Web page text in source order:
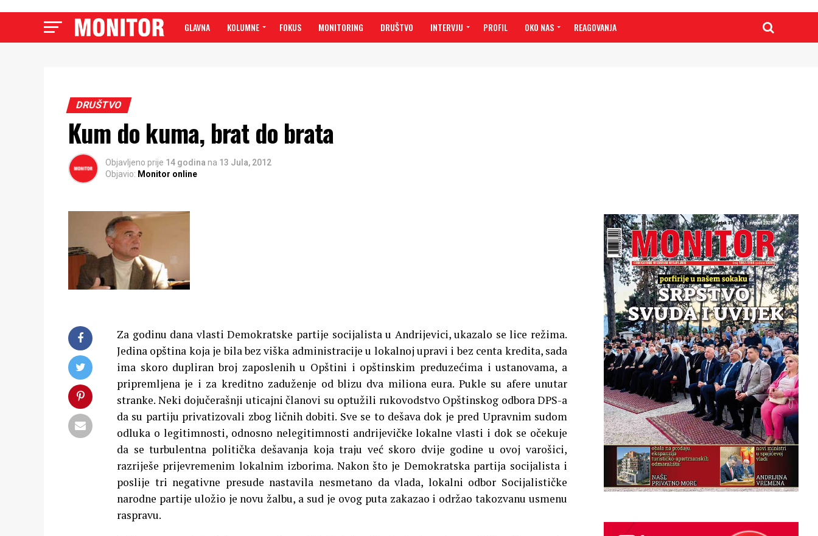
GLAVNA KOLUMNE FOKUS MONITORING DRUŠTVO INTERVJU PROFIL OKO NAS REAGOVANJA
DRUŠTVO
Kum do kuma, brat do brata
Objavljeno prije 14 godina na 13 Jula, 2012
Objavio: Monitor online
Za godinu dana vlasti Demokratske partije socijalista u Andrijevici, ukazalo se lice režima.
Jedina opština koja je bila bez viška administracije u lokalnoj upravi i bez centa kredita, sada
ima skoro dupliran broj zaposlenih u Opštini i opštinskim preduzećima i ustanovama, a
pripremljena je i za kreditno zaduženje od blizu dva miliona eura. Pukle su afere unutar
stranke. Neki dojučerašnji uticajni članovi su optužili rukovodstvo Opštinskog odbora DPS-a
da su partiju privatizovali zbog ličnih dobiti. Sve se to dešava dok je pred Upravnim sudom
odluka o legitimnosti, odnosno nelegitimnosti andrijevičke lokalne vlasti i dok se očekuje
da se turbulentna politička dešavanja koja traju već skoro dvije godine u ovoj varošici,
razriješe prijevremenim lokalnim izborima. Nakon što je Demokratska partija socijalista i
poslije tri negativne presude nastavila nesmetano da vlada, lokalni odbor Socijalističke
narodne partije uložio je novu žalbu, a sud je ovog puta zakazao i održao takozvanu usmenu
raspravu.